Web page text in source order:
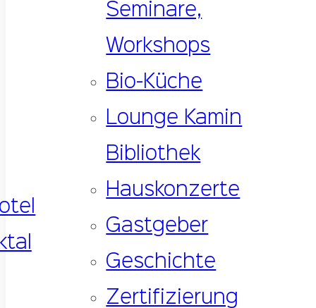
Seminare,
Workshops
Bio-Küche
Lounge Kamin
Bibliothek
Hauskonzerte
Gastgeber
Geschichte
Zertifizierung